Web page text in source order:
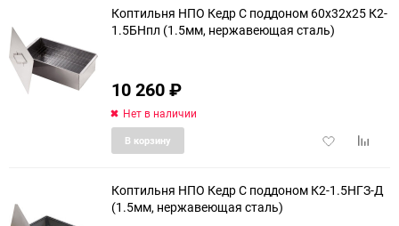
Коптильня НПО Кедр С поддоном 60x32x25 К2-
1.5БНпл (1.5мм, нержавеющая сталь)
10 260₽
Нет в наличии
Добавить
В корзину
Коптильня НПО Кедр С поддоном К2-1.5НГЗ-Д
(1.5мм, нержавеющая сталь)